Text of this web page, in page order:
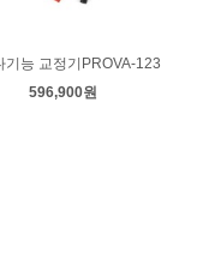
기능 교정기PROVA-123
596,900원